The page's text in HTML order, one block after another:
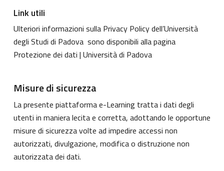
Link utili
Ulteriori informazioni sulla Privacy Policy dell’Università
degli Studi di Padova sono disponibili alla pagina
Protezione dei dati | Università di Padova
Misure di sicurezza
La presente piattaforma e-Learning tratta i dati degli
utenti in maniera lecita e corretta, adottando le opportune
misure di sicurezza volte ad impedire accessi non
autorizzati, divulgazione, modifica o distruzione non
autorizzata dei dati.